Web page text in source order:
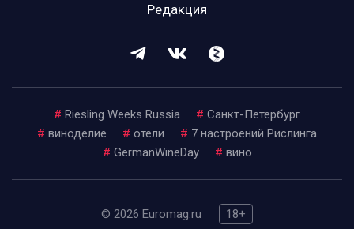
Редакция
# Riesling Weeks Russia # Санкт-Петербург
# виноделие # отели # 7 настроений Рислинга
# GermanWineDay # вино
© 2026 Euromag.ru 18+